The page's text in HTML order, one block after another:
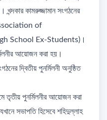
খন্দকার কামরুজ্জামান সংগঠনের
of
School Ex-Students)।
আয়োজন করা হয়।
দ্বিতীয় পুনর্মিলনী অনুষ্ঠিত
তৃতীয় পুনর্মিলনীর আয়োজন করা
সভাপতি হিসেবে শহিদুল্লাহ